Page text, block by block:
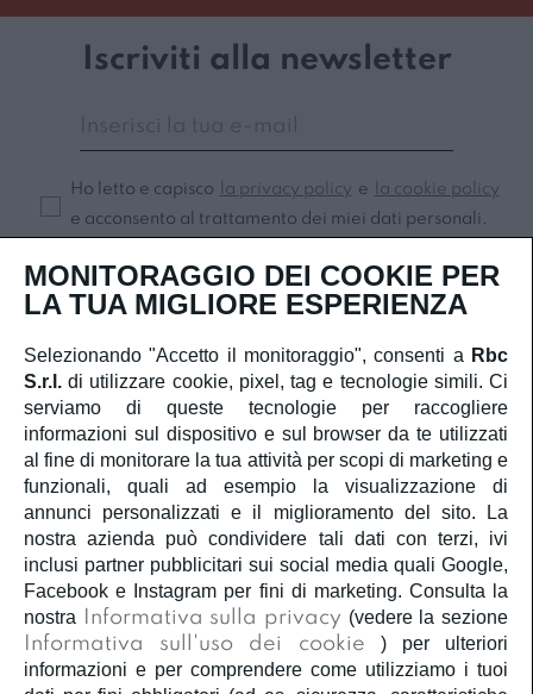
Iscriviti alla newsletter
Ho letto e capisco la privacy policy e
la cookie policy
e acconsento al trattamento dei miei dati personali.
Iscriviti
SERVIZIO CLIENTI
ACCOUNT
CORPORATE
INFORMAZIONI LEGALI
SEGUICI
MONITORAGGIO DEI COOKIE PER
LA TUA MIGLIORE ESPERIENZA
Selezionando "Accetto il monitoraggio", consenti a Rbc
S.r.l. di utilizzare cookie, pixel, tag e tecnologie simili. Ci
serviamo di queste tecnologie per raccogliere
informazioni sul dispositivo e sul browser da te utilizzati
al fine di monitorare la tua attività per scopi di marketing e
funzionali, quali ad esempio la visualizzazione di
annunci personalizzati e il miglioramento del sito. La
nostra azienda può condividere tali dati con terzi, ivi
inclusi partner pubblicitari sui social media quali Google,
Facebook e Instagram per fini di marketing. Consulta la
nostra
Informativa sulla privacy (vedere la sezione
Informativa sull'uso dei cookie
) per ulteriori
informazioni e per comprendere come utilizziamo i tuoi